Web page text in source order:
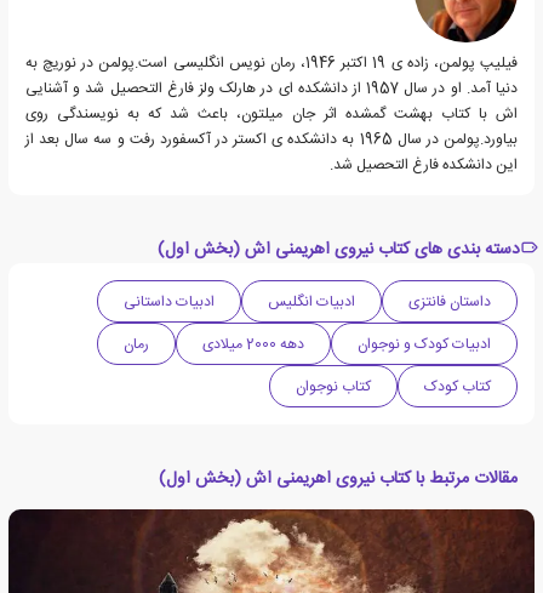
فیلیپ پولمن، زاده ی 19 اکتبر 1946، رمان نویس انگلیسی است.پولمن در نوریچ به
دنیا آمد. او در سال 1957 از دانشکده ای در هارلک ولز فارغ التحصیل شد و آشنایی
اش با کتاب بهشت گمشده اثر جان میلتون، باعث شد که به نویسندگی روی
بیاورد.پولمن در سال 1965 به دانشکده ی اکستر در آکسفورد رفت و سه سال بعد از
این دانشکده فارغ التحصیل شد.
دسته بندی های کتاب نیروی اهریمنی اش (بخش اول)
داستان فانتزی ادبیات انگلیس
ادبیات داستانی
ادبیات کودک و نوجوان
دهه 2000 میلادی
رمان
کتاب کودک
کتاب نوجوان
مقالات مرتبط با کتاب نیروی اهریمنی اش (بخش اول)